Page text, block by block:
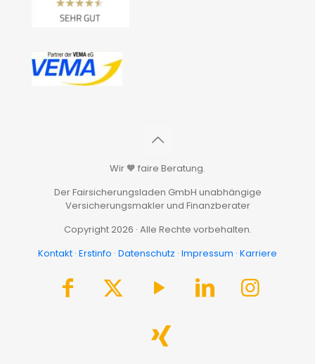
Wir 🧡 faire Beratung.
Der Fairsicherungsladen GmbH unabhängige
Versicherungsmakler und Finanzberater
Copyright 2026 · Alle Rechte vorbehalten.
Kontakt · Erstinfo · Datenschutz · Impressum · Karriere